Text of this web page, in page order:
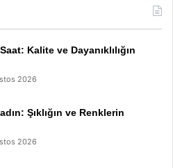
Kalite ve Dayanıklılığın
2026
Şıklığın ve Renklerin
2026